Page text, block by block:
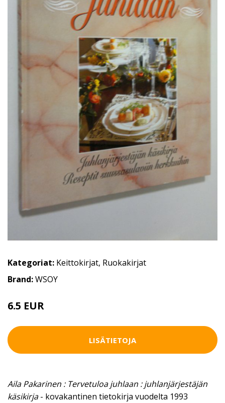
Kategoriat: Keittokirjat, Ruokakirjat
Brand:WSOY
6.5 EUR
LISÄTIETOJA
Aila Pakarinen : Tervetuloa juhlaan : juhlanjärjestäjän
käsikirja- kovakantinen tietokirja vuodelta 1993